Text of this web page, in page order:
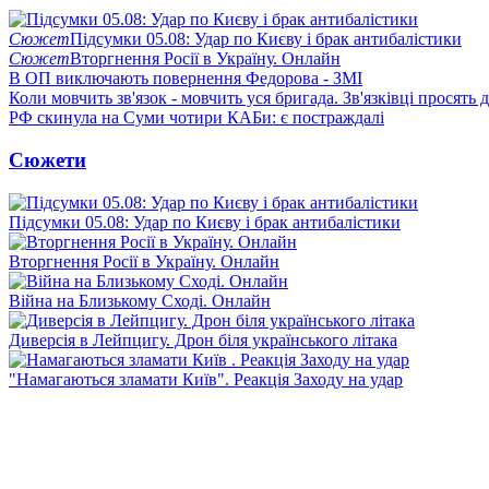
СюжетПідсумки 05.08: Удар по Києву і брак антибалістики
СюжетВторгнення Росії в Україну. Онлайн
В ОП виключають повернення Федорова - ЗМІ
Коли мовчить зв'язок - мовчить уся бригада. Зв'язківці просять
РФ скинула на Суми чотири КАБи: є постраждалі
Сюжети
Підсумки 05.08: Удар по Києву і брак антибалістики
Вторгнення Росії в Україну. Онлайн
Війна на Близькому Сході. Онлайн
Диверсія в Лейпцигу. Дрон біля українського літака
"Намагаються зламати Київ". Реакція Заходу на удар